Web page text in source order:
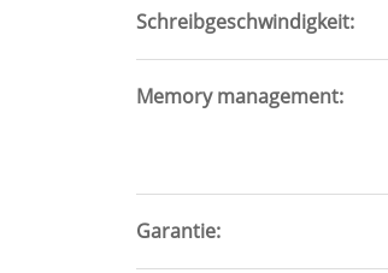
Schreibgeschwindigkeit
Memory management
Garantie